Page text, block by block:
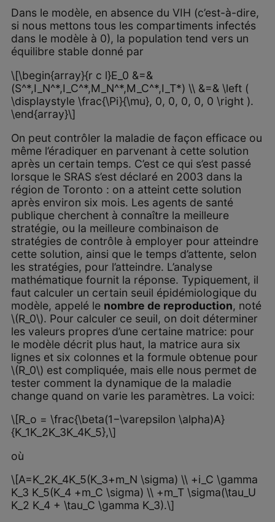
Dans le modèle, en absence du VIH (c’est-à-dire,
si nous mettons tous les compartiments infectés
dans le modèle à 0), la population tend vers un
équilibre stable donné par
\[\begin{array}{r c l}E_0 &=&
(S^*,I_N^*,I_C^*,M_N^*,M_C^*,I_T*) \\ &=& \left (
\displaystyle \frac{\Pi}{\mu}, 0, 0, 0, 0, 0 \right ).
\end{array}\]
On peut contrôler la maladie de façon efficace ou
même l’éradiquer en parvenant à cette solution
après un certain temps. C’est ce qui s’est passé
lorsque le SRAS s’est déclaré en 2003 dans la
région de Toronto : on a atteint cette solution
après environ six mois. Les agents de santé
publique cherchent à connaître la meilleure
stratégie, ou la meilleure combinaison de
stratégies de contrôle à employer pour atteindre
cette solution, ainsi que le temps d’attente, selon
les stratégies, pour l’atteindre. L’analyse
mathématique fournit la réponse. Typiquement, il
faut calculer un certain seuil épidémiologique du
modèle, appelé le nombre de reproduction, noté
\(R_0\). Pour calculer ce seuil, on doit déterminer
les valeurs propres d’une certaine matrice: pour
le modèle décrit plus haut, la matrice aura six
lignes et six colonnes et la formule obtenue pour
\(R_0\) est compliquée, mais elle nous permet de
tester comment la dynamique de la maladie
change quand on varie les paramètres. La voici:
\[R_o = \frac{\beta(1−\varepsilon \alpha)A}
{K_1K_2K_3K_4K_5},\]
où
\[A=K_2K_4K_5(K_3+m_N \sigma) \\ +i_C \gamma
K_3 K_5(K_4 +m_C \sigma) \\ +m_T \sigma(\tau_U
K_2 K_4 + \tau_C \gamma K_3).\]